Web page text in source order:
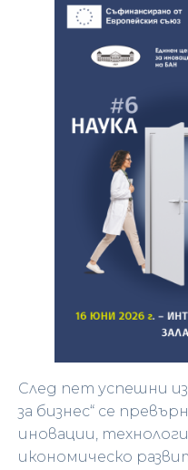
След пет успешни
за бизнес“ се
иновации,
икономическо